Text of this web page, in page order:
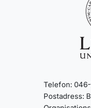
Telefon:
Postadress: